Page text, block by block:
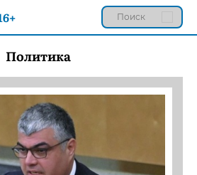
Политика